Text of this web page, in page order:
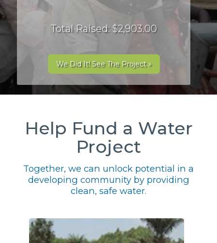
Total Raised: $2,903.00
We Did It! See The Project »
Help Fund a Water
Project
Together, we can unlock potential in a
developing community by providing
clean, safe water.